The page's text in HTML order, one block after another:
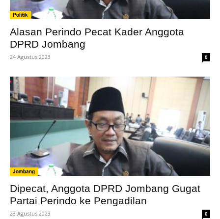
Politik
Alasan Perindo Pecat Kader Anggota
DPRD Jombang
24 Agustus 2023 0
Jombang
Dipecat, Anggota DPRD Jombang Gugat
Partai Perindo ke Pengadilan
23 Agustus 2023 0